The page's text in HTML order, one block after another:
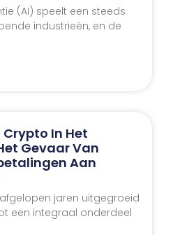
(AI) speelt een steeds
industrieën, en de
In Het
Gevaar Van
Aan
jaren uitgegroeid
een integraal onderdeel